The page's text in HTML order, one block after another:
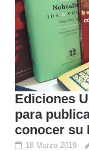
Ediciones
para
conocer su
18 Marzo 2019